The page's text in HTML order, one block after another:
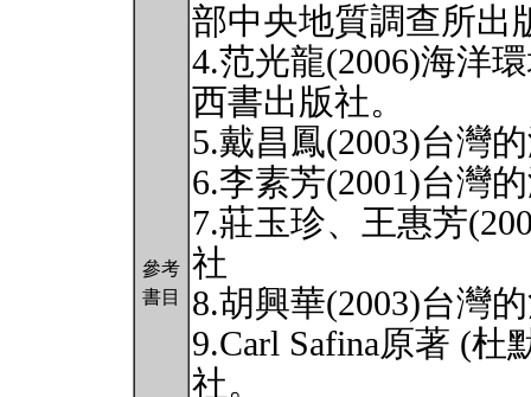
參考
書目
部中央地質調查所出
4.范光龍(2006)海洋
西書出版社。
5.戴昌鳳(2003)台灣
6.李素芳(2001)台灣
7.莊玉珍、王惠芳
社
8.胡興華(2003)台灣
9.Carl Safina原著 (
社。